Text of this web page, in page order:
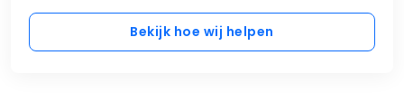
Bekijk hoe wij helpen